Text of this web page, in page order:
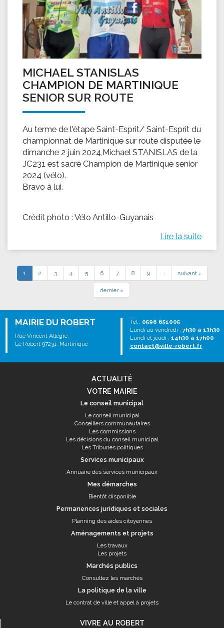
MICHAEL STANISLAS
CHAMPION DE MARTINIQUE
SENIOR SUR ROUTE
Au terme de l'étape Saint-Esprit/ Saint-Esprit du
championnat de Martinique sur route disputée le
dimanche 2 juin 2024,Michael STANISLAS de la
JC231 est sacré Champion de Martinique senior
2024 (vélo).
Bravo à lui.
Crédit photo : Vélo Antillo-Guyanais
Lire la suite
1 2 3 4 5 6 7 8 9 … suivant ›
dernier »
MAIRIE DU ROBERT
Rue Vincent Allègre,
Le Robert 97231, Martinique
Tél : 0596 651005
Lundi au vendredi : 7h30 à 13h30
Lundi et jeudi : 14h30 à 17h00
contact@ville-robert.fr
ACTUALITÉ
VOTRE MAIRIE
Le conseil municipal
Le conseil municipal
Conseillers communautaires
Les commissions
Les décisions du conseil municipal
Les Tribunes politiques
Services municipaux
Annuaire des services municipaux
Mes démarches
Bientôt disponible
Permanences juridiques et sociales
Planning des aides citoyennes
Aménagements et projets
Les travaux
Les projets
Marchés publics
Consultez les marchés
La politique de la ville
Le contrat de ville et appel à projets
VIVRE AU ROBERT